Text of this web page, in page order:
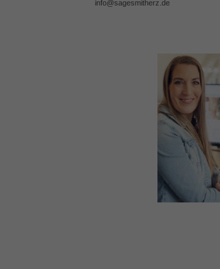
info@sagesmitherz.de